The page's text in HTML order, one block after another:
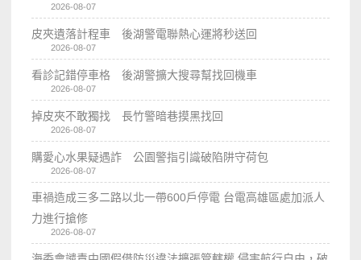
2026-08-07
皮夾遺落計程車 後湖警電聯熱心運將秒送回
2026-08-07
看診記錯停車格 後湖警擴大搜尋幫找回機車
2026-08-07
掉皮夾不敢獨找 長竹警暗巷摸黑找回
2026-08-07
購愛心水果疑遇詐 公園警指引識破陷阱守荷包
2026-08-07
車禍造成三多二路以北一帶600戶停電 台電高雄區處加派人
力進行搶修
2026-08-07